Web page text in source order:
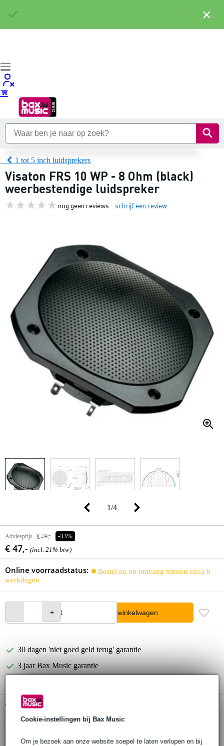
Cookie-instellingen bij Bax Music
Om je bezoek aan onze website soepel te laten verlopen en bij
1 tot 5 inch luidsprekers
Visaton FRS 10 WP - 8 Ohm (black)
weerbestendige luidspreker
nog geen reviews schrijf een review
1/4
Adviesprijs € 70,- -33%
€ 47,- (incl. 21% btw)
Online voorraadstatus:
Bestel nu en ontvang binnen circa 6
werkdagen
In winkelwagen
30 dagen 'niet goed geld terug' garantie
3 jaar Bax Music garantie
Gratis ophalen in de winkel
Productinformatie
×